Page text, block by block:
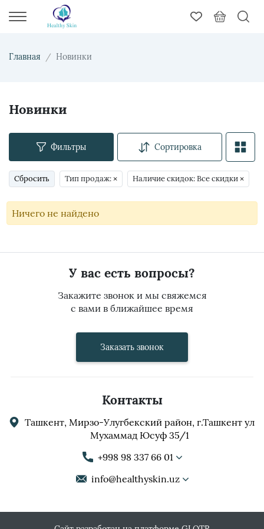
Главная Новинки
Новинки
Фильтры Сортировка
Сбросить Тип продаж: × Наличие скидок: Все скидки ×
Ничего не найдено
У вас есть вопросы?
Закажите звонок и мы свяжемся
с вами в ближайшее время
Заказать звонок
Контакты
Ташкент, Мирзо-Улугбекский район, г.Ташкент ул
Мухаммад Юсуф 35/1
+998 98 337 66 01
info@healthyskin.uz